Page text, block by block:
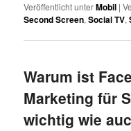
Veröffentlicht unterMobil |
Second Screen,Social TV,
Warum ist
Marketing für
wichtig wie